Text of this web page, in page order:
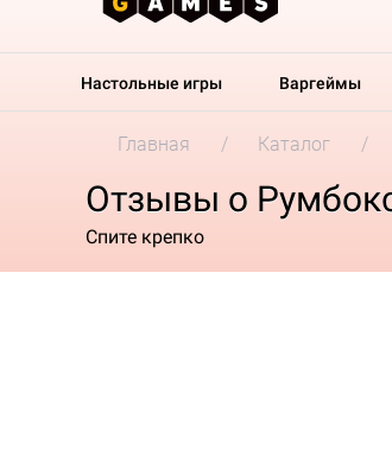
Настольные игры Варгеймы
Главная Каталог
Отзывы о
Спите крепко